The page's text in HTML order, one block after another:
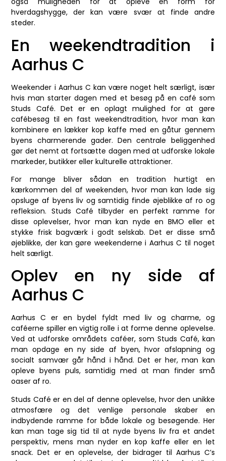
hverdagshygge, der kan være svær at finde andre
steder.
En weekendtradition i
Aarhus C
Weekender i Aarhus C kan være noget helt særligt, især
hvis man starter dagen med et besøg på en café som
Studs Café. Det er en oplagt mulighed for at gøre
cafébesøg til en fast weekendtradition, hvor man kan
kombinere en lækker kop kaffe med en gåtur gennem
byens charmerende gader. Den centrale beliggenhed
gør det nemt at fortsætte dagen med at udforske lokale
markeder, butikker eller kulturelle attraktioner.
For mange bliver sådan en tradition hurtigt en
kærkommen del af weekenden, hvor man kan lade sig
opsluge af byens liv og samtidig finde øjeblikke af ro og
refleksion. Studs Café tilbyder en perfekt ramme for
disse oplevelser, hvor man kan nyde en BMO eller et
stykke frisk bagværk i godt selskab. Det er disse små
øjeblikke, der kan gøre weekenderne i Aarhus C til noget
helt særligt.
Oplev en ny side af
Aarhus C
Aarhus C er en bydel fyldt med liv og charme, og
caféerne spiller en vigtig rolle i at forme denne oplevelse.
Ved at udforske områdets caféer, som Studs Café, kan
man opdage en ny side af byen, hvor afslapning og
socialt samvær går hånd i hånd. Det er her, man kan
opleve byens puls, samtidig med at man finder små
oaser af ro.
Studs Café er en del af denne oplevelse, hvor den unikke
atmosfære og det venlige personale skaber en
indbydende ramme for både lokale og besøgende. Her
kan man tage sig tid til at nyde byens liv fra et andet
perspektiv, mens man nyder en kop kaffe eller en let
snack. Det er en oplevelse, der bidrager til Aarhus C’s